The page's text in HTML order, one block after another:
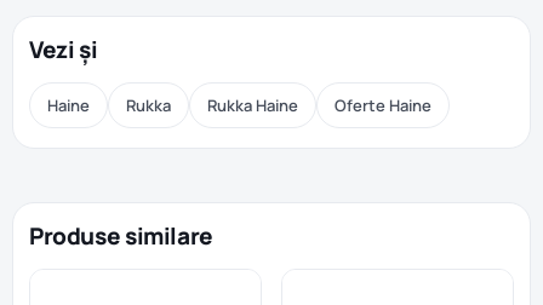
Vezi și
Haine Rukka Rukka Haine Oferte Haine
Produse similare